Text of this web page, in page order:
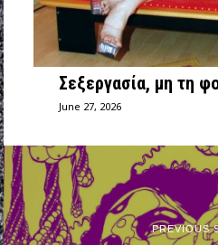
Σεξεργασία, μη τη
June 27, 2026
PREVIOUS